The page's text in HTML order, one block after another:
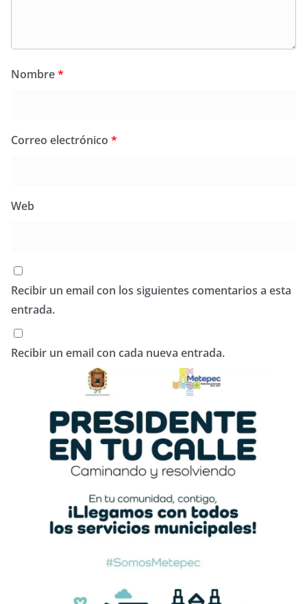
Nombre*
Correo electrónico *
Web
Recibir un email con los siguientes comentarios a esta
entrada.
Recibir un email con cada nueva entrada.